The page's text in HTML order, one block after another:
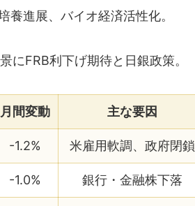
養進展、バイオ経済活性化。
にFRB利下げ期待と日銀政策。
月間変動 主な要因
-1.2% 米雇用軟調、政府閉鎖
-1.0% 銀行・金融株下落